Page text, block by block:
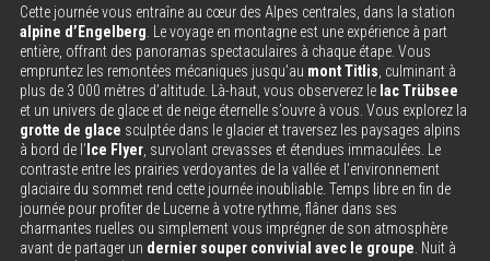
Cette journée vous entraîne au cœur des Alpes centrales, dans la station
alpine d’Engelberg. Le voyage en montagne est une expérience à part
entière, offrant des panoramas spectaculaires à chaque étape. Vous
empruntez les remontées mécaniques jusqu’au mont Titlis, culminant à
plus de 3 000 mètres d’altitude. Là-haut, vous observerez le lac Trübsee
et un univers de glace et de neige éternelle s’ouvre à vous. Vous explorez la
grotte de glace sculptée dans le glacier et traversez les paysages alpins
à bord de l’ Ice Flyer, survolant crevasses et étendues immaculées. Le
contraste entre les prairies verdoyantes de la vallée et l’environnement
glaciaire du sommet rend cette journée inoubliable. Temps libre en fin de
journée pour profiter de Lucerne à votre rythme, flâner dans ses
charmantes ruelles ou simplement vous imprégner de son atmosphère
avant de partager un dernier souper convivial avec le groupe. Nuit à